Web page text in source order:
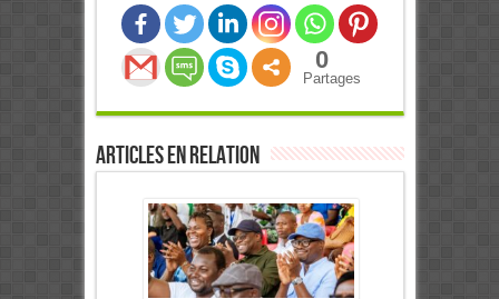
0
Partages
Articles en relation